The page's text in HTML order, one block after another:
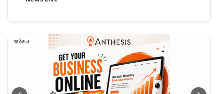
જાહેરાત